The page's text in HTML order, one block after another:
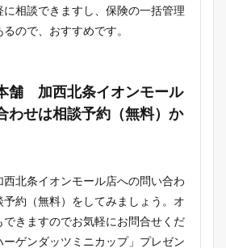
相談できますし、保険の一括管理
ので、おすすめです。
舗 加西北条イオンモール
わせは相談予約（無料）か
北条イオンモール店への問い合わ
約（無料）をしてみましょう。オ
できますのでお気軽にお問合せくだ
ゲンダッツミニカップ」プレゼン